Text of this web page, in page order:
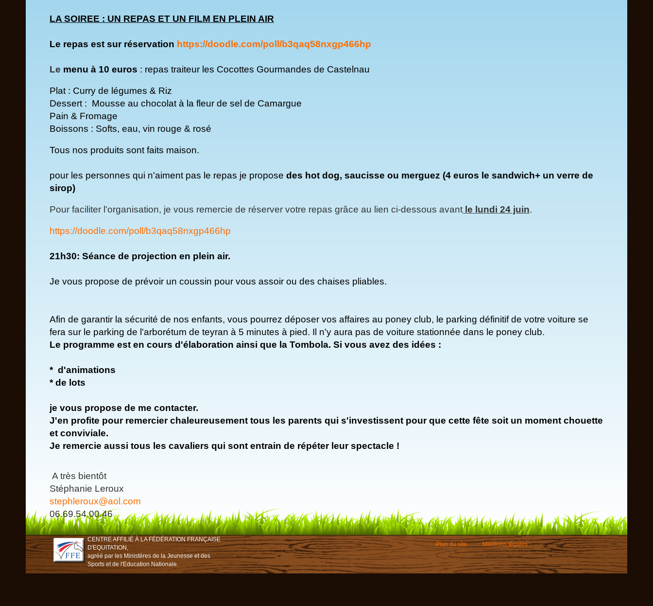
LA SOIREE : UN REPAS ET UN FILM EN PLEIN AIR
Le repas est sur réservation https://doodle.com/poll/b3qaq58nxgp466hp
Le menu à 10 euros : repas traiteur les Cocottes Gourmandes de Castelnau
Plat : Curry de légumes & Riz
Dessert : Mousse au chocolat à la fleur de sel de Camargue
Pain & Fromage
Boissons : Softs, eau, vin rouge & rosé
Tous nos produits sont faits maison.
pour les personnes qui n'aiment pas le repas je propose des hot dog, saucisse ou merguez (4 euros le sandwich+ un verre de
sirop)
Pour faciliter l'organisation, je vous remercie de réserver votre repas grâce au lien ci-dessous avant le lundi 24 juin.
https://doodle.com/poll/b3qaq58nxgp466hp
21h30: Séance de projection en plein air.
Je vous propose de prévoir un coussin pour vous assoir ou des chaises pliables.
Afin de garantir la sécurité de nos enfants, vous pourrez déposer vos affaires au poney club, le parking définitif de votre voiture se
fera sur le parking de l'arborétum de teyran à 5 minutes à pied. Il n'y aura pas de voiture stationnée dans le poney club.
Le programme est en cours d'élaboration ainsi que la Tombola. Si vous avez des idées :
* d'animations
* de lots
je vous propose de me contacter.
J'en profite pour remercier chaleureusement tous les parents qui s'investissent pour que cette fête soit un moment chouette
et conviviale.
Je remercie aussi tous les cavaliers qui sont entrain de répéter leur spectacle !
A très bientôt
Stéphanie Leroux
stephleroux@aol.com
06.69.54.00.46
CENTRE AFFILIÉ À LA FÉDÉRATION FRANÇAISE
D'EQUITATION,
agréé par les Ministères de la Jeunesse et des
Sports et de l'Education Nationale.
Plan du site Mentions légales